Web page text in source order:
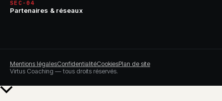
SEC-04
Partenaires & réseaux
Mentions légalesConfidentialitéCookiesPlan de site
Virtus Coaching — tous droits réservés.